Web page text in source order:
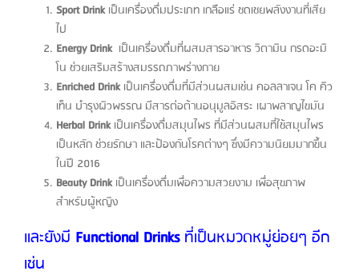
Sport Drinkเป็นเครื่องดื่มประเภท เกลือแร่ ชดเชยพลังงานที่เสีย
ไป
Energy Drink เป็นเครื่องดื่มที่ผสมสารอาหาร วิตามิน กรดอะมิ
โน ช่วยเสริมสร้างสมรรถภาพร่างกาย
Enriched Drinkเป็นเครื่องดื่มที่มีส่วนผสมเช่น คอลลาเจน โค คิว
เท็น บำรุงผิวพรรณ มีสารต่อต้านอนุมูลอิสระ เผาพลาญไขมัน
Herbal Drinkเป็นเครื่องดื่มสมุนไพร ที่มีส่วนผสมที่ใช้สมุนไพร
เป็นหลัก ช่วยรักษา และป้องกันโรคต่างๆ ซึ่งมีความนิยมมากขึ้น
ในปี 2016
Beauty Drinkเป็นเครื่องดื่มเพื่อความสวยงาม เพื่อสุขภาพ
สำหรับผู้หญิง
และยังมี Functional Drinksที่เป็นหมวดหมู่ย่อยๆ อีก
เช่น